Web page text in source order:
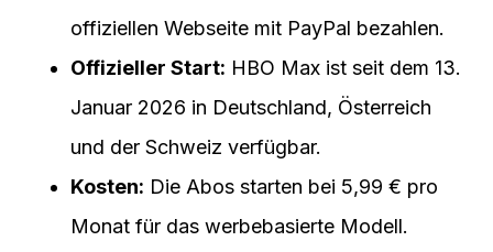
offiziellen Webseite mit PayPal bezahlen.
Offizieller Start: HBO Max ist seit dem 13.
Januar 2026 in Deutschland, Österreich
und der Schweiz verfügbar.
Kosten: Die Abos starten bei 5,99 € pro
Monat für das werbebasierte Modell.